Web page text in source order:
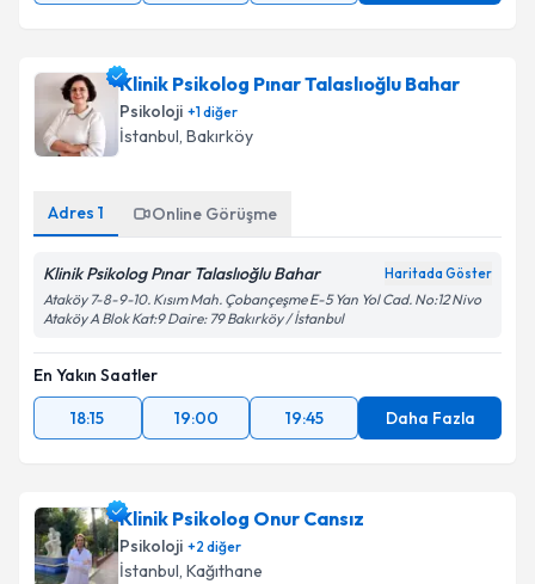
Klinik Psikolog Pınar Talaslıoğlu Bahar
Psikoloji +1diğer
İstanbul, Bakırköy
Adres 1 Online Görüşme
Klinik Psikolog Pınar Talaslıoğlu Bahar Haritada Göster
Ataköy 7-8-9-10. Kısım Mah. Çobançeşme E-5 Yan Yol Cad. No:12 Nivo
Ataköy A Blok Kat:9 Daire: 79 Bakırköy / İstanbul
En Yakın Saatler
18:15
19:00 19:45 Daha Fazla
Klinik Psikolog Onur Cansız
Psikoloji +2 diğer
İstanbul, Kağıthane